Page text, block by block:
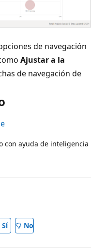
de navegación
Ajustar a la
de navegación de
con ayuda de inteligencia
Sí No